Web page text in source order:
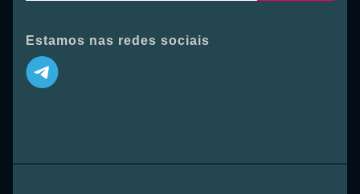
Estamos nas redes sociais